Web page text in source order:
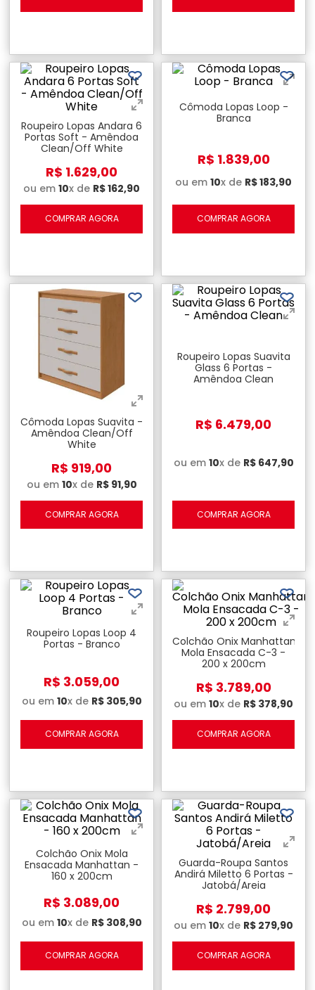
Roupeiro Lopas Andara 6
Portas Soft - Amêndoa
Clean/Off White
R$ 1.629,00
ou em 10x de R$162,90
COMPRAR AGORA
Cômoda Lopas Loop -
Branca
R$ 1.839,00
ou em 10x de R$183,90
COMPRAR AGORA
Cômoda Lopas Suavita -
Amêndoa Clean/Off
White
R$ 919,00
ou em 10x de R$ 91,90
COMPRAR AGORA
Roupeiro Lopas Suavita
Glass 6 Portas -
Amêndoa Clean
R$ 6.479,00
ou em 10x de R$ 647,90
COMPRAR AGORA
Roupeiro Lopas Loop 4
Portas - Branco
R$ 3.059,00
ou em 10x de R$ 305,90
COMPRAR AGORA
Colchão Onix Manhattan
Mola Ensacada C-3 -
200 x 200cm
R$ 3.789,00
ou em 10x de R$ 378,90
COMPRAR AGORA
Colchão Onix Mola
Ensacada Manhattan -
160 x 200cm
R$ 3.089,00
ou em 10x de R$ 308,90
COMPRAR AGORA
Guarda-Roupa Santos
Andirá Miletto 6 Portas -
Jatobá/Areia
R$ 2.799,00
ou em 10x de R$ 279,90
COMPRAR AGORA